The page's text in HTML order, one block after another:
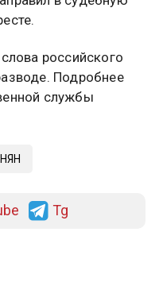
российского
Подробнее
службы
Tg